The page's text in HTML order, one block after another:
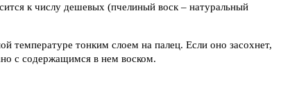
к числу дешевых (пчелиный воск – натуральный
температуре тонким слоем на палец. Если оно засохнет,
с содержащимся в нем воском.